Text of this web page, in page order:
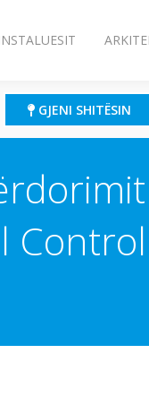
INSTALUESIT
GJENI SHITËSIN